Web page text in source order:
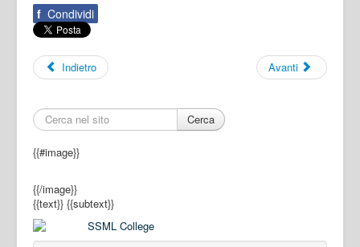
f Condividi
Indietro Avanti
Cerca
{{#image}}
{{/image}}
{{text}} {{subtext}}